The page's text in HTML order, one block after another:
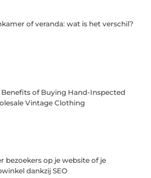
of veranda: wat is het verschil?
Benefits of Buying Hand-Inspected
Vintage Clothing
bezoekers op je website of je
dankzij SEO